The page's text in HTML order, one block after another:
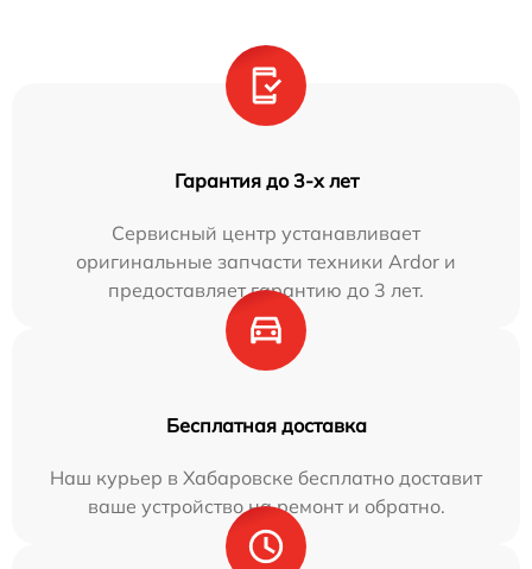
Гарантия до 3-х лет
Сервисный центр устанавливает
оригинальные запчасти техники Ardor и
предоставляет гарантию до 3 лет.
Бесплатная доставка
Наш курьер в Хабаровске бесплатно доставит
ваше устройство на ремонт и обратно.